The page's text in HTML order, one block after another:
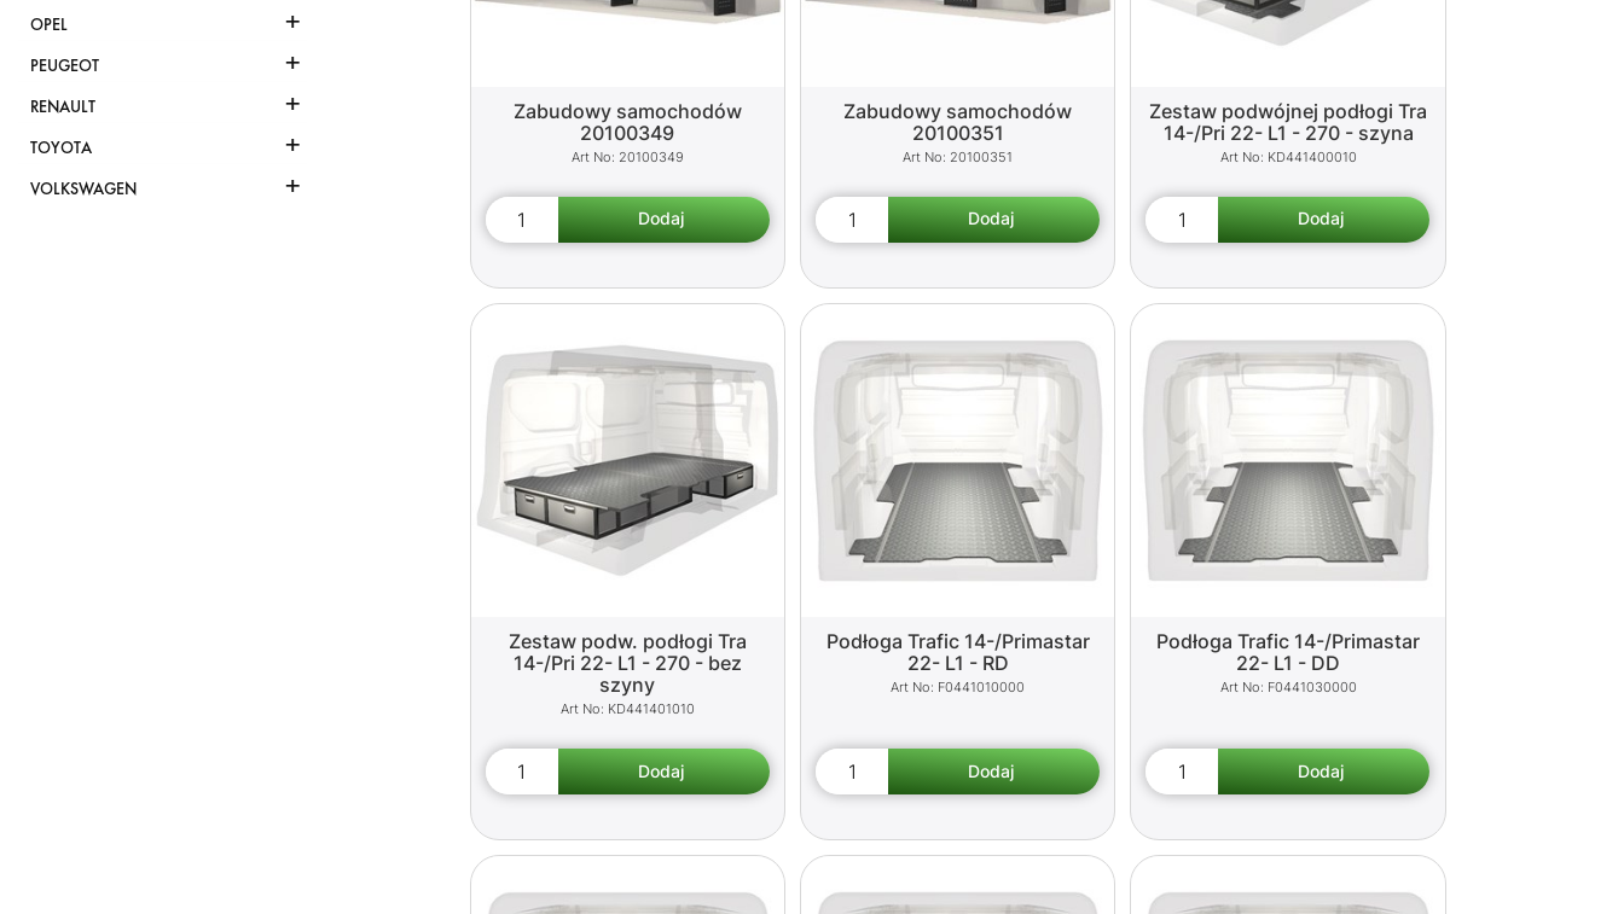
OPEL +
PEUGEOT +
RENAULT +
TOYOTA +
VOLKSWAGEN +
Zabudowy samochodów
20100349
20100349
Zabudowy samochodów
20100351
20100351
Zestaw podwójnej podłogi Tra
14-/Pri 22- L1 - 270 - szyna
KD441400010
Zestaw podw. podłogi Tra
14-/Pri 22- L1 - 270 - bez
szyny
KD441401010
Podłoga Trafic 14-/Primastar
22- L1 - RD
F0441010000
Podłoga Trafic 14-/Primastar
22- L1 - DD
F0441030000